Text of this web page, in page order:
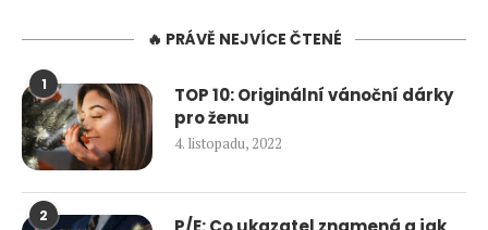
🔥 PRÁVĚ NEJVÍCE ČTENÉ
1
TOP 10: Originální vánoční dárky
pro ženu
4. listopadu, 2022
2